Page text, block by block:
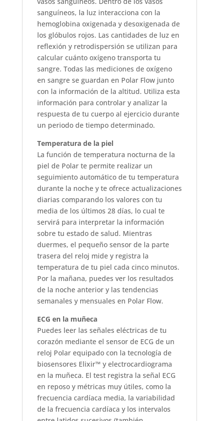
sanguíneos, la luz interacciona con la
hemoglobina oxigenada y desoxigenada de
los glóbulos rojos. Las cantidades de luz en
reflexión y retrodispersión se utilizan para
calcular cuánto oxígeno transporta tu
sangre. Todas las mediciones de oxígeno
en sangre se guardan en Polar Flow junto
con la información de la altitud. Utiliza esta
información para controlar y analizar la
respuesta de tu cuerpo al ejercicio durante
un periodo de tiempo determinado.
Temperatura de la piel
La función de temperatura nocturna de la
piel de Polar te permite realizar un
seguimiento automático de tu temperatura
durante la noche y te ofrece actualizaciones
diarias comparando los valores con tu
media de los últimos 28 días, lo cual te
servirá para interpretar la información
sobre tu estado de salud. Mientras
duermes, el pequeño sensor de la parte
trasera del reloj mide y registra la
temperatura de tu piel cada cinco minutos.
Por la mañana, puedes ver los resultados
de la noche anterior y las tendencias
semanales y mensuales en Polar Flow.
ECG en la muñeca
Puedes leer las señales eléctricas de tu
corazón mediante el sensor de ECG de un
reloj Polar equipado con la tecnología de
biosensores Elixir™ y electrocardiograma
en la muñeca. El test registra la señal ECG
en reposo y métricas muy útiles, como la
frecuencia cardíaca media, la variabilidad
de la frecuencia cardíaca y los intervalos